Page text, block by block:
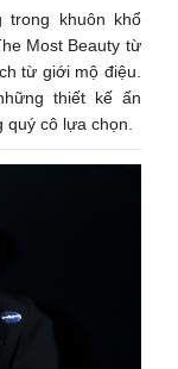
trong khuôn khổ
Most Beauty từ
từ giới mộ điệu.
thiết kế ấn
cô lựa chọn.